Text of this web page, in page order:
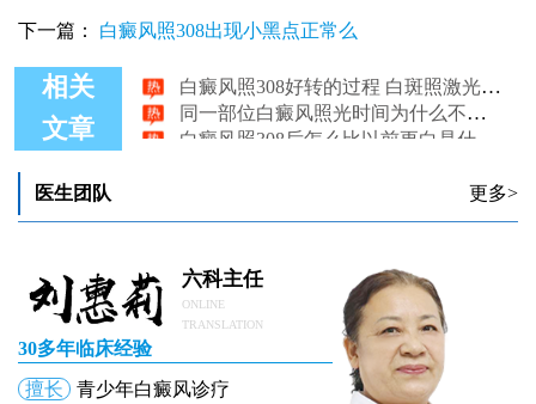
下一篇： 白癜风照308出现小黑点正常么
相关
文章
同一部位白癜风照光时间为什么不一样
白癜风照308后怎么比以前更白是什么原因
白癜风照308准分子激光治疗真的有用吗
一平方厘米白癜风照308激光多少钱
医生团队 更多>
六科主任
ONLINE
TRANSLATION
30多年临床经验
擅长
青少年白癜风诊疗